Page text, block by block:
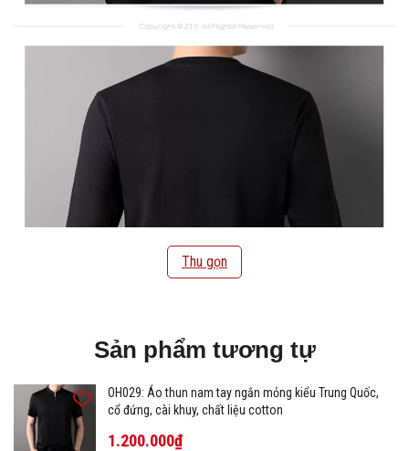
Thu gọn
Sản phẩm tương tự
OH029: Áo thun nam tay ngắn mỏng kiểu Trung Quốc,
cổ đứng, cài khuy, chất liệu cotton
1.200.000₫